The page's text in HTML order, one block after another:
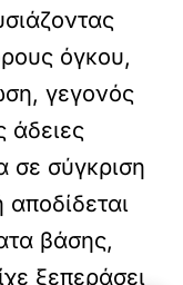
όγκου,
γεγονός
άδειες
σε σύγκριση
βάσης,
ξεπεράσει